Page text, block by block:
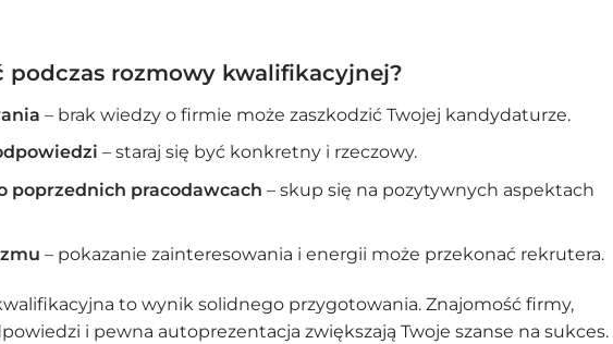
podczas rozmowy kwalifikacyjnej?
– brak wiedzy o firmie może zaszkodzić Twojej kandydaturze.
– staraj się być konkretny i rzeczowy.
poprzednich pracodawcach – skup się na pozytywnych aspektach
– pokazanie zainteresowania i energii może przekonać rekrutera.
to wynik solidnego przygotowania. Znajomość firmy,
i pewna autoprezentacja zwiększają Twoje szanse na sukces.